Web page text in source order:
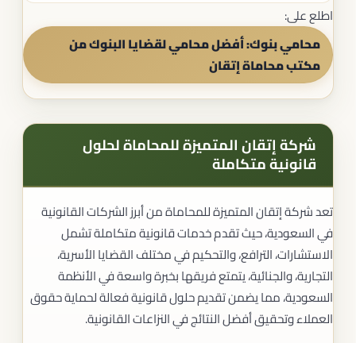
اطلع على:
محامي بنوك: أفضل محامي لقضايا البنوك من
مكتب محاماة إتقان
شركة إتقان المتميزة للمحاماة لحلول
قانونية متكاملة
تعد شركة إتقان المتميزة للمحاماة من أبرز الشركات القانونية
في السعودية، حيث تقدم خدمات قانونية متكاملة تشمل
الاستشارات، الترافع، والتحكيم في مختلف القضايا الأسرية،
التجارية، والجنائية، يتمتع فريقها بخبرة واسعة في الأنظمة
السعودية، مما يضمن تقديم حلول قانونية فعالة لحماية حقوق
العملاء وتحقيق أفضل النتائج في النزاعات القانونية.